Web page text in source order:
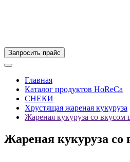
Запросить прайс
Главная
Каталог продуктов HoReCa
СНЕКИ
Хрустящая жареная кукуруза
Жареная кукуруза со
Жареная кукуруза